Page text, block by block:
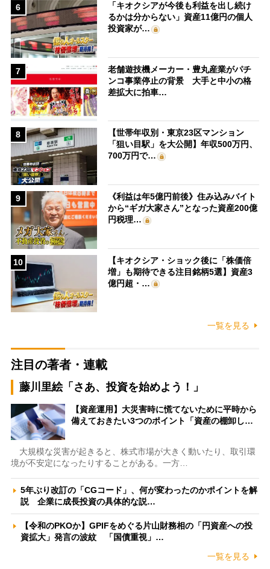
6
「キオクシアが今後も利益を出し続け
るかは分からない」資産11億円の個人
投資家が…
7
老舗遊技機メーカー・豊丸産業がパチ
ンコ事業停止の背景 大手と中小の格
差拡大に拍車…
8
【世帯年収別・東京23区マンション
「狙い目駅」を大公開】年収500万円、
700万円で…
9
《利益は年5億円前後》住み込みバイト
から“ギガ大家さん”となった資産200億
円税理…
10
【キオクシア・ショック後に「株価倍
増」も期待できる注目銘柄5選】資産3
億円超・…
一覧を見る
注目の著者・連載
藤川里絵「さあ、投資を始めよう！」
【資産運用】大災害時に慌てないために平時から
備えておきたい3つのポイント「資産の棚卸し…
大規模な災害が起きると、株式市場が大きく動いたり、取引環
境が不安定になったりすることがある。一方…
5年ぶり改訂の「CGコード」、何が変わったのかポイントを解
説 企業に成長投資の具体的な説…
【令和のPKOか】GPIFをめぐる片山財務相の「円資産への投
資拡大」発言の波紋 「国債重視」…
一覧を見る